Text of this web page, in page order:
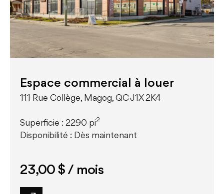
Espace commercial à louer
111 Rue Collège, Magog, QC J1X 2K4
Superficie : 2290 pi2
Disponibilité : Dès maintenant
23,00 $/ mois